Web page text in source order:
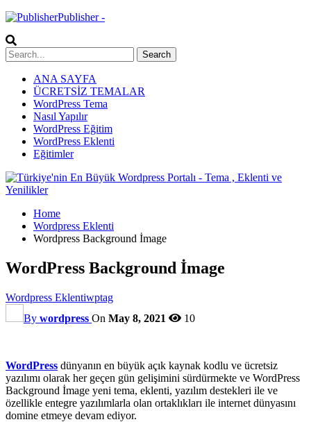
Publisher -
ANA SAYFA
ÜCRETSİZ TEMALAR
WordPress Tema
Nasıl Yapılır
WordPress Eğitim
WordPress Eklenti
Eğitimler
Home
Wordpress Eklenti
Wordpress Background İmage
WordPress Background İmage
Wordpress Eklentiwptag
By wordpress On May 8, 2021 10
WordPress dünyanın en büyük açık kaynak kodlu ve ücretsiz
yazılımı olarak her geçen gün gelişimini sürdürmekte ve WordPress
Background İmage yeni tema, eklenti, yazılım destekleri ile ve
özellikle entegre yazılımlarla olan ortaklıkları ile internet dünyasını
domine etmeye devam ediyor.